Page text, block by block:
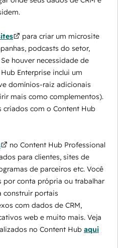
para criar um microsite
podcasts do setor,
houver necessidade de
Enterprise inclui um
domínios-raiz adicionais
mais como complementos).
criados com o Content Hub
no Content Hub Professional
para clientes, sites de
de parceiros etc. Você
por conta própria ou trabalhar
construir portais
com dados de CRM,
web e muito mais. Veja
no Content Hub aqui